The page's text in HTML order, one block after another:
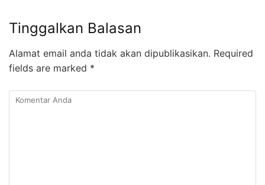
Tinggalkan Balasan
Alamat email anda tidak akan dipublikasikan. Required
fields are marked *